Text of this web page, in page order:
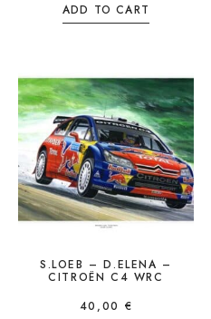
ADD TO CART
S.LOEB – D.ELENA –
CITROËN C4 WRC
40,00 €